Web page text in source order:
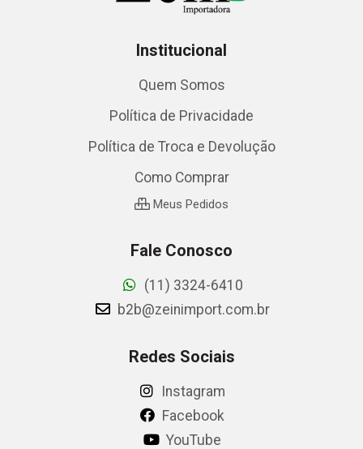
Institucional
Quem Somos
Política de Privacidade
Política de Troca e Devolução
Como Comprar
Meus Pedidos
Fale Conosco
(11) 3324-6410
b2b@zeinimport.com.br
Redes Sociais
Instagram
Facebook
YouTube